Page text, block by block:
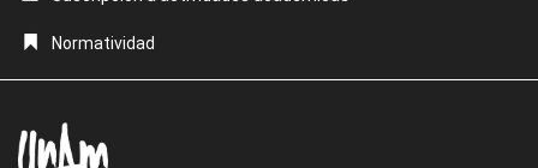
Normatividad